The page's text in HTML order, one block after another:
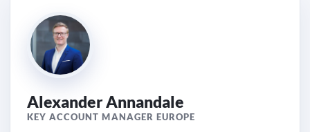
Alexander Annandale
KEY ACCOUNT MANAGER EUROPE